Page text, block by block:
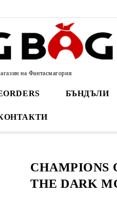
на Фантасмагория
БЪНДЪЛИ
CHAMPIONS
THE DARK